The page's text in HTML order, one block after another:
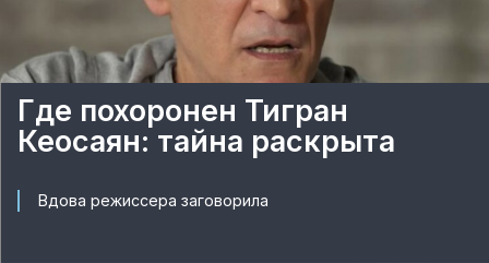
Где похоронен Тигран
Кеосаян: тайна раскрыта
Вдова режиссера заговорила